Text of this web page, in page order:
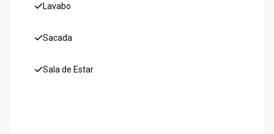
Lavabo
Sacada
Sala de Estar